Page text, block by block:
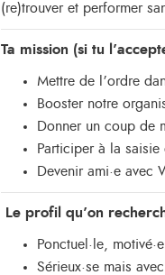
(re)trouver et performer
Ta mission (si tu
Mettre de l’ordre
Booster notre
Donner un coup de
Participer à la
Devenir ami·e avec
Le profil qu’on
Ponctuel·le,
Sérieux·se mais